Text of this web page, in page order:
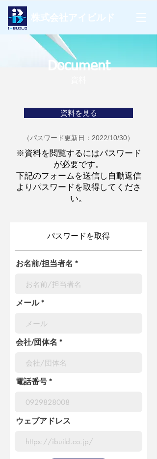
株式会社​アイビルド
Document
資料を見る
（パスワード更新日：2022/10/30）
※資料を閲覧するにはパスワード
が必要です。
下記のフォームを送信し自動返信
よりパスワードを取得してくださ
い。
パスワードを取得
お名前/担当者名
メール
会社/団体名
電話番号
ウェブアドレス